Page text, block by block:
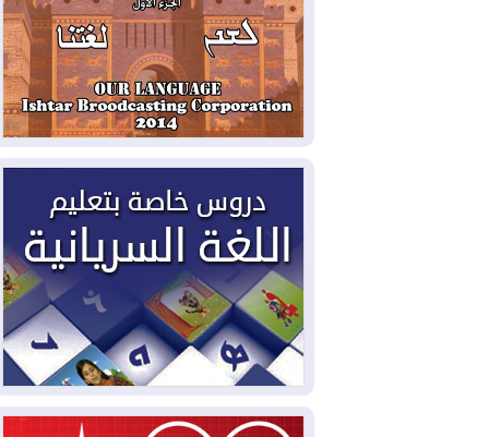
2026-08-05
حرائق فرنسا.. توقيف 402
شخص بينهم 156 قاصرا منذ بداية موسم
الحرائق
2026-08-04سومو: إنتاج النفط في إقليم
كوردستان انخفض إلى أقل من 10%
ملفات حقبة الكاظمي تعود إلى
الواجهة.. أنباء عن مراجعات قضائية
وتحقيقات أوسع في قضايا فساد
2026-08-04بيترو يشكو تزوير الانتخابات
الرئاسية ويحذر من "حرب أهلية" في
كولومبيا
2026-08-03رئيس إقليم كوردستان في